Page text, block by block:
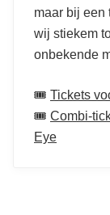
maar bij een
wij stiekem
onbekende
🎟️ Tickets
🎟️ Combi-
Eye